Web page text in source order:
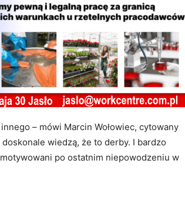
– mówi Marcin Wołowiec, cytowany
wiedzą, że to derby. I bardzo
po ostatnim niepowodzeniu w